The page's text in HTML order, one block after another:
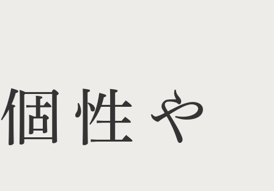
個性や